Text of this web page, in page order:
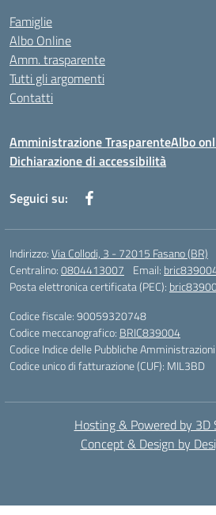
Famiglie
Albo Online
Amm. trasparente
Tutti gli argomenti
Contatti
Amministrazione TrasparenteAlbo
Dichiarazione di accessibilità
Seguici su:
Indirizzo:Via Collodi, 3 - 72015 Fasano (BR)
Centralino:0804413007 Email:
Posta elettronica certificata (PEC):
Codice fiscale: 90059320748
Codice meccanografico: BRIC839004
Codice Indice delle Pubbliche
Codice unico di fatturazione (CUF): MIL3BD
Hosting & Powered by 3D
Concept & Design by